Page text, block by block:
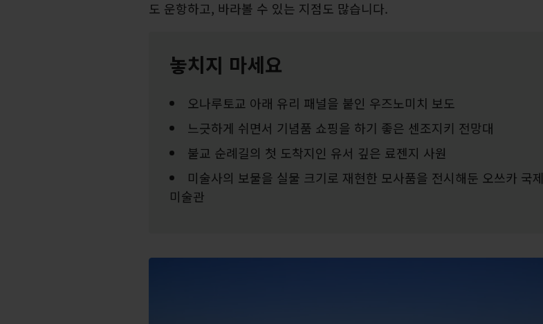
도 운항하고, 바라볼 수 있는 지점도 많습니다.
놓치지 마세요
오나루토교 아래 유리 패널을 붙인 우즈노미치 보도
느긋하게 쉬면서 기념품 쇼핑을 하기 좋은 센조지키 전망대
불교 순례길의 첫 도착지인 유서 깊은 료젠지 사원
미술사의 보물을 실물 크기로 재현한 모사품을 전시해둔 오쓰카 국제
미술관